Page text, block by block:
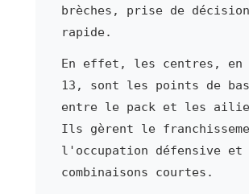
brèches, prise de décision
rapide.
En effet, les centres, en
13, sont les points de
entre le pack et les
Ils gèrent le
l'occupation défensive et
combinaisons courtes.